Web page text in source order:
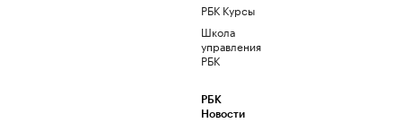
РБК Курсы
Школа
управления
РБК
РБК
Новости